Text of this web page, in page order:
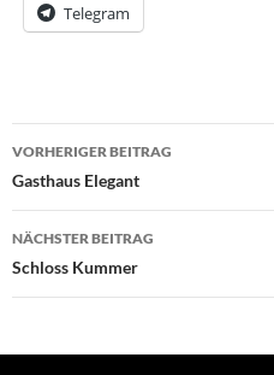
Telegram
Beitrags-
Navigation
VORHERIGER BEITRAG
Gasthaus Elegant
NÄCHSTER BEITRAG
Schloss Kummer